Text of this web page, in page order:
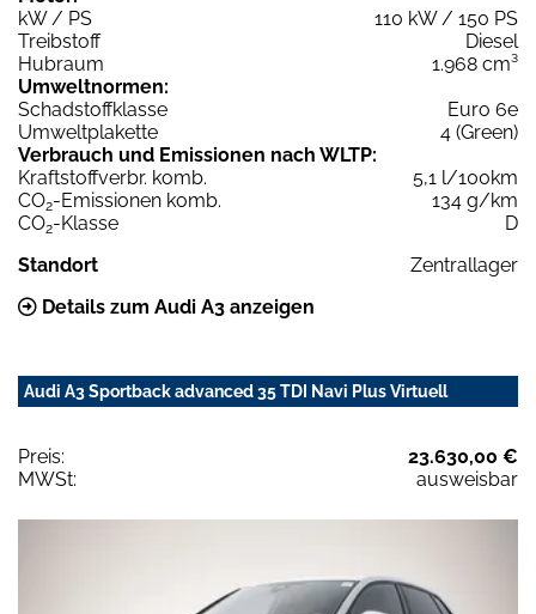
kW / PS
110 kW / 150 PS
Treibstoff
Diesel
Hubraum
1.968 cm³
Umweltnormen:
Schadstoffklasse
Euro 6e
Umweltplakette
4 (Green)
Verbrauch und Emissionen nach WLTP:
Kraftstoffverbr. komb.
5,1 l/100km
CO2-Emissionen komb.
134 g/km
CO2-Klasse
D
Standort
Zentrallager
Details zum Audi A3 anzeigen
Audi A3 Sportback advanced 35 TDI Navi Plus Virtuell
Preis:
23.630,00 €
MWSt:
ausweisbar